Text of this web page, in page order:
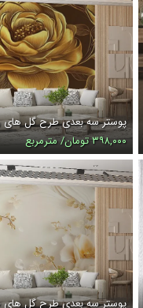
پوستر سه بعدی طرح گل های
۳۹۸,۰۰۰ تومان/ مترمربع
پوستر سه بعدی طرح گل های